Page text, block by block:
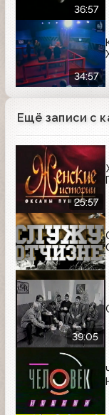
36:57
34:57
Ещё записи с
25:57
39:05